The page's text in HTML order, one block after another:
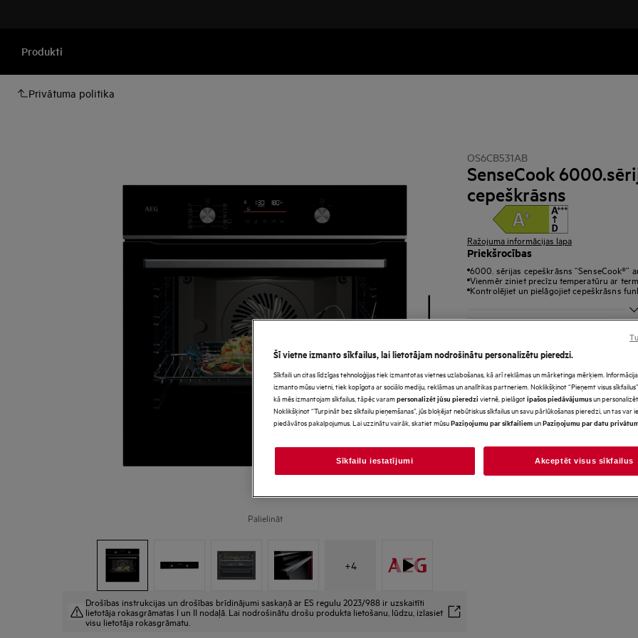
Produkti
Privātuma politika
Palielināt
+4
Drošības instrukcijas un drošības brīdinājumi saskaņā ar ES regulu 2023/988 ir uzskaitīti
lietotāja rokasgrāmatas I un II nodaļā. Lai nodrošinātu drošu produkta lietošanu, lūdzu, izlasiet
visu lietotāja rokasgrāmatu.
OS6CB531AB
SenseCook
cepeškrāsns
Ražojuma informācijas lapa
Priekšrocības
6000. sērijas cepeškrāsns “SenseCook®”
Vienmēr ziniet precīzu temperatūru ar
Kontrolējiet un pielāgojiet cepeškrāsns
*Produkta lapas galerijā
paredzēti tikai ilustratīviem
precīzi neatspoguļo šo
Šī vietne izmanto sīkfailus, lai lietotājam nodrošinātu personalizētu pieredzi.
Sīkfaili un citas līdzīgas tehnoloģijas tiek izmantotas vietnes uzlabošanas, kā arī reklāmas un mārketinga mērķiem.
izmanto mūsu vietni, tiek kopīgota ar sociālo mediju, reklāmas un analītikas partneriem. Noklikšķinot “Pieņemt visus
kā mēs izmantojam sīkfailus, tāpēc varampersonalizēt jūsu pieredzi vietnē, pielāgotīpašos piedāvājumusun
Noklikšķinot “Turpināt bez sīkfailu pieņemšanas”, jūs bloķējat nebūtiskus sīkfailus un savu pārlūkošanas pieredzi, un tas var
piedāvātos pakalpojumus. Lai uzzinātu vairāk, skatiet mūsuPaziņojumu par sīkfailiemunPaziņojumu par datu
Sīkfailu iestatījumi Akceptēt visus sīkfailus